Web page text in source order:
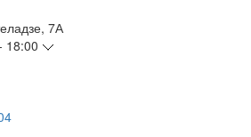
7А
18:00